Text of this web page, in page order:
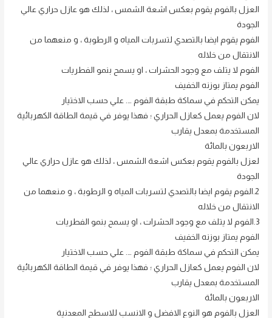
العزل بالفوم يقوم بعكس اشعة الشمس ، لذلك هو عازل حراري عالي
الجودة
الفوم يقوم ايضا بالتصدي لتسربات المياه و الرطوبة ، و منعهما من
الانتقال من خلاله
الفوم لا يتلف مع وجود الحشرات ، او يسمح بنمو الفطريات
الفوم يمتاز بوزنه الخفيف
يمكن التحكم في سماكة طبقة الفوم …. علي حسب الاختيار
لان الفوم يعمل كعازل الحراري ؛ فهذا يوفر في قيمة الطاقة الكهربائية
المستخدمة بمعدل يقارب
الاربعون بالمائة
لعزل بالفوم يقوم بعكس اشعة الشمس ، لذلك هو عازل حراري عالي
الجودة
2.الفوم يقوم ايضا بالتصدي لتسربات المياه و الرطوبة ، و منعهما من
الانتقال من خلاله
3.الفوم لا يتلف مع وجود الحشرات ، او يسمح بنمو الفطريات
الفوم يمتاز بوزنه الخفيف
يمكن التحكم في سماكة طبقة الفوم …. علي حسب الاختيار
لان الفوم يعمل كعازل الحراري ؛ فهذا يوفر في قيمة الطاقة الكهربائية
المستخدمة بمعدل يقارب
الاربعون بالمائة
العزل بالفوم هو النوع الافضل و الانسب للاسطح المعدنية